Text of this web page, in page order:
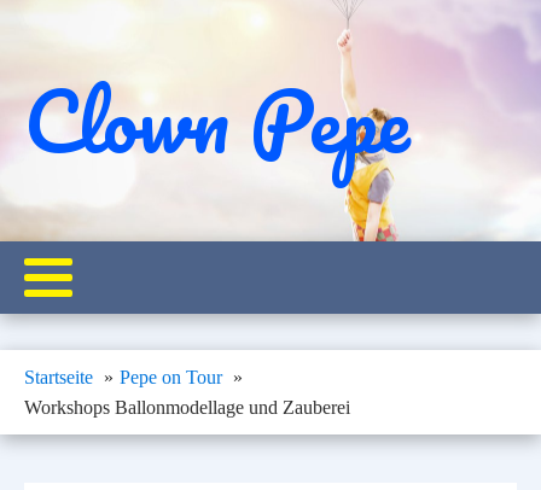
Clown Pepe
Startseite
Pepe on Tour
Workshops Ballonmodellage und Zauberei